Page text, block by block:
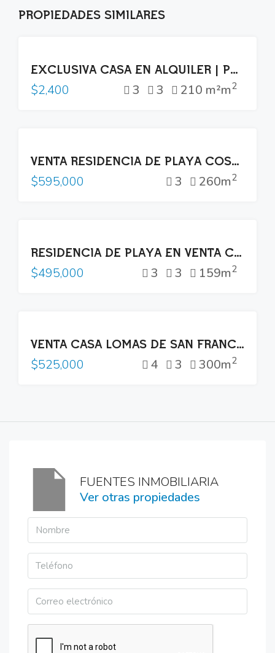
PROPIEDADES SIMILARES
EXCLUSIVA CASA EN ALQUILER | PUERTA DEL BÁLSAMO II, NUEVO CUSCATLÁN
$2,400 3 3 210 m²m2
VENTA RESIDENCIA DE PLAYA COSTA DEL SOL
$595,000 3 260m2
RESIDENCIA DE PLAYA EN VENTA COSTA DEL SOL
$495,000 3 3 159m2
VENTA CASA LOMAS DE SAN FRANCISCO SAN SALVADOR
$525,000 4 3 300m2
FUENTES INMOBILIARIA
Ver otras propiedades